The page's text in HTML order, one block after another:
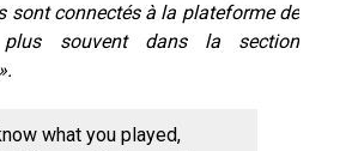
sont connectés à la plateforme de
souvent dans la section
what you played,